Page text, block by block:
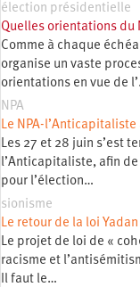
élection présidentielle
Quelles orientations du
Comme à chaque
organise un vaste
orientations en vue de
NPA
Le NPA-
Les 27 et 28 juin s’est
l’Anticapitaliste, afin
pour l’élection…
sionisme
Le retour de la loi Yadan
Le projet de loi de «
racisme et
Il faut le…